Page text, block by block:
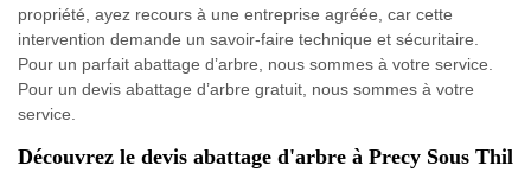
propriété, ayez recours à une entreprise agréée, car cette
intervention demande un savoir-faire technique et sécuritaire.
Pour un parfait abattage d’arbre, nous sommes à votre service.
Pour un devis abattage d’arbre gratuit, nous sommes à votre
service.
Découvrez le devis abattage d'arbre à Precy Sous Thil